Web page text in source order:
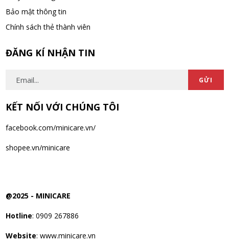
Bảo mật thông tin
Chính sách thẻ thành viên
ĐĂNG KÍ NHẬN TIN
GỬI
KẾT NỐI VỚI CHÚNG TÔI
facebook.com/minicare.vn/
shopee.vn/minicare
@2025 - MINICARE
Hotline: 0909 267886
Website: www.minicare.vn